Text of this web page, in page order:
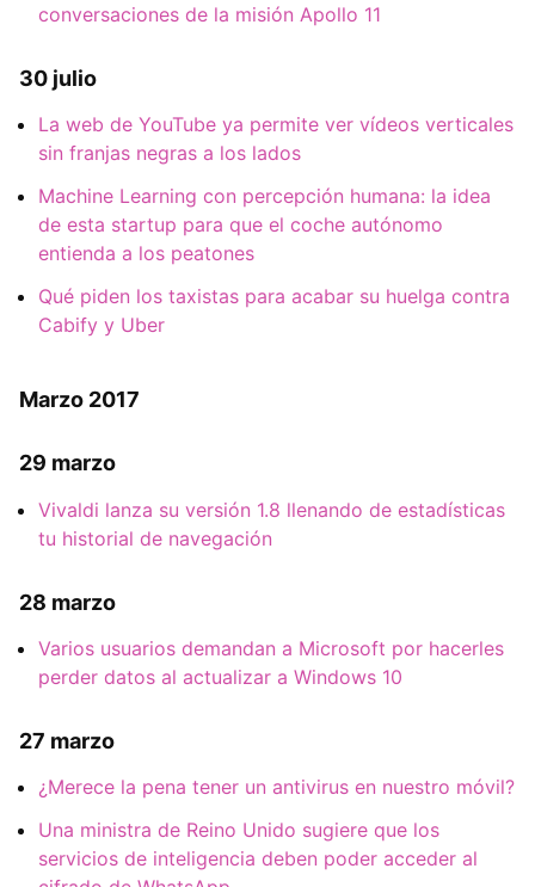
conversaciones de la misión Apollo 11
30 julio
La web de YouTube ya permite ver vídeos verticales
sin franjas negras a los lados
Machine Learning con percepción humana: la idea
de esta startup para que el coche autónomo
entienda a los peatones
Qué piden los taxistas para acabar su huelga contra
Cabify y Uber
Marzo 2017
29 marzo
Vivaldi lanza su versión 1.8 llenando de estadísticas
tu historial de navegación
28 marzo
Varios usuarios demandan a Microsoft por hacerles
perder datos al actualizar a Windows 10
27 marzo
¿Merece la pena tener un antivirus en nuestro móvil?
Una ministra de Reino Unido sugiere que los
servicios de inteligencia deben poder acceder al